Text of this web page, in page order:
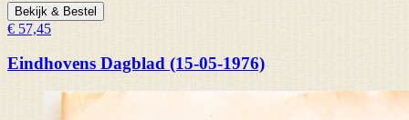
Bekijk & Bestel
€ 57,45
Eindhovens Dagblad (15-05-1976)